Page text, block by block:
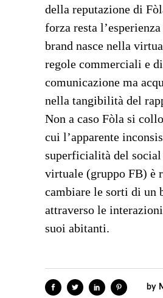
della reputazione di
forza resta
brand nasce nella
regole commerciali e di
comunicazione ma
nella tangibilità del
Non a caso Fòla si
cui l’apparente
superficialità del
virtuale (gruppo FB) è
cambiare le sorti di un
attraverso le
suoi abitanti.
by